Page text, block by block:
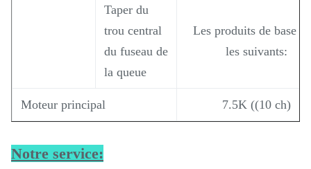
Taper du
trou central
du fuseau de
la queue
Les produits de base
les suivants:
Moteur principal 7.5K ((10 ch)
Notre service: